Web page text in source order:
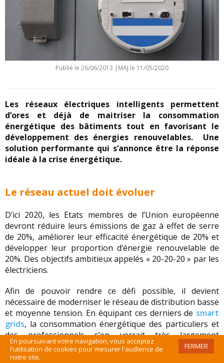
En poursuivant votre navigation, vous acceptez
l'utilisation de cookies pour mesurer l'audience de
notre site.
FERMER
Publié le 26/06/2013 | MAJ le 11/05/2020
Les réseaux électriques intelligents permettent
d’ores et déjà de maitriser la consommation
énergétique des bâtiments tout en favorisant le
développement des énergies renouvelables. Une
solution performante qui s’annonce être la réponse
idéale à la crise énergétique.
Le réseau actuel doit évoluer
D’ici 2020, les Etats membres de l’Union européenne
devront réduire leurs émissions de gaz à effet de serre
de 20%, améliorer leur efficacité énergétique de 20% et
développer leur proportion d’énergie renouvelable de
20%. Des objectifs ambitieux appelés « 20-20-20 » par les
électriciens.
Afin de pouvoir rendre ce défi possible, il devient
nécessaire de moderniser le réseau de distribution basse
et moyenne tension. En équipant ces derniers de smart
grids, la consommation énergétique des particuliers et
des professionnels s’en verrait très largement
amoindrie.